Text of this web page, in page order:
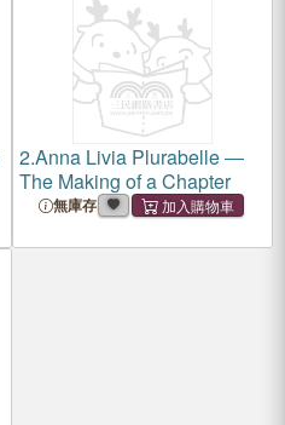
2.Anna Livia Plurabelle ―
The Making of a Chapter
無庫存